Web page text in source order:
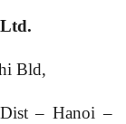
Bld,
– Hanoi –